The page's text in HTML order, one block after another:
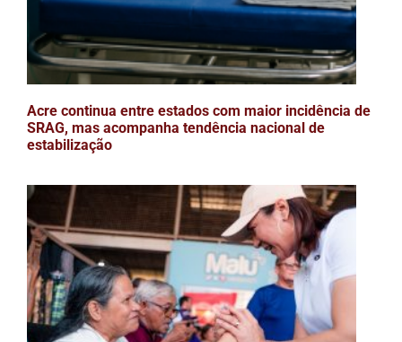
Acre continua entre estados com maior incidência de
SRAG, mas acompanha tendência nacional de
estabilização